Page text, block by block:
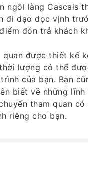
ngôi làng Cascais
đi dạo dọc vịnh
đón trả khách
quan được thiết kế
lượng có thể
của bạn. Bạn
biết về những
tham quan
riêng cho bạn.